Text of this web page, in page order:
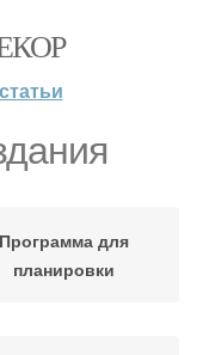
статьи
Программа для
планировки